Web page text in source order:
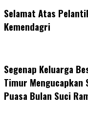
Selamat Atas
Kemendagri
Segenap Keluarga
Timur Mengucapkan
Puasa Bulan Suci